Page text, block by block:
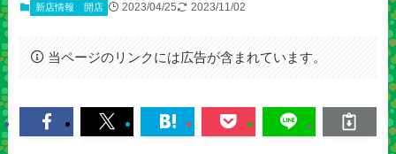
新店情報 開店 2023/04/25 2023/11/02
当ページのリンクには広告が含まれています。